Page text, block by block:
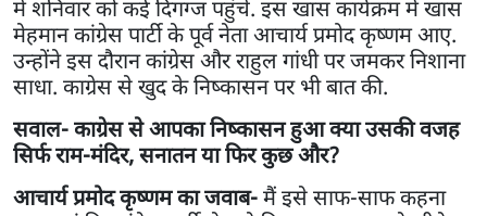
में शनिवार को कई दिगग्ज पहुंचे. इस खास कार्यक्रम में खास
मेहमान कांग्रेस पार्टी के पूर्व नेता आचार्य प्रमोद कृष्णम आए.
उन्होंने इस दौरान कांग्रेस और राहुल गांधी पर जमकर निशाना
साधा. काग्रेस से खुद के निष्कासन पर भी बात की.
सवाल- काग्रेस से आपका निष्कासन हुआ क्या उसकी वजह
सिर्फ राम-मंदिर, सनातन या फिर कुछ और?
आचार्य प्रमोद कृष्णम का जवाब-मैं इसे साफ-साफ कहना